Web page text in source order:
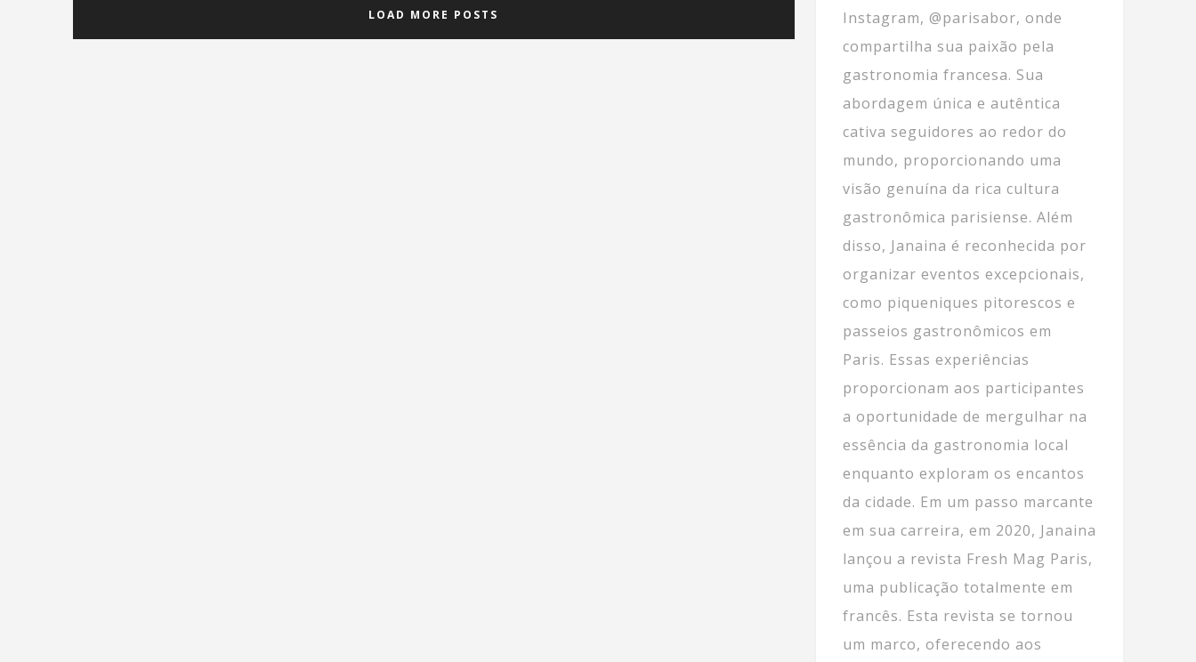
LOAD MORE POSTS
Instagram, @parisabor, onde
compartilha sua paixão pela
gastronomia francesa. Sua
abordagem única e autêntica
cativa seguidores ao redor do
mundo, proporcionando uma
visão genuína da rica cultura
gastronômica parisiense. Além
disso, Janaina é reconhecida por
organizar eventos excepcionais,
como piqueniques pitorescos e
passeios gastronômicos em
Paris. Essas experiências
proporcionam aos participantes
a oportunidade de mergulhar na
essência da gastronomia local
enquanto exploram os encantos
da cidade. Em um passo marcante
em sua carreira, em 2020, Janaina
lançou a revista Fresh Mag Paris,
uma publicação totalmente em
francês. Esta revista se tornou
um marco, oferecendo aos